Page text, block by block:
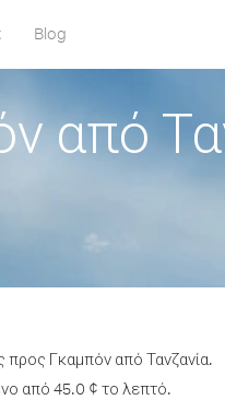
Blog
από
προς Γκαμπόν από Τανζανία.
από 45.0 ¢ το λεπτό.